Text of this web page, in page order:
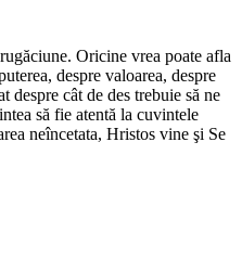
Oricine vrea poate afla
despre valoarea, despre
despre cât de des trebuie să ne
să fie atentă la cuvintele
neîncetata, Hristos vine şi Se